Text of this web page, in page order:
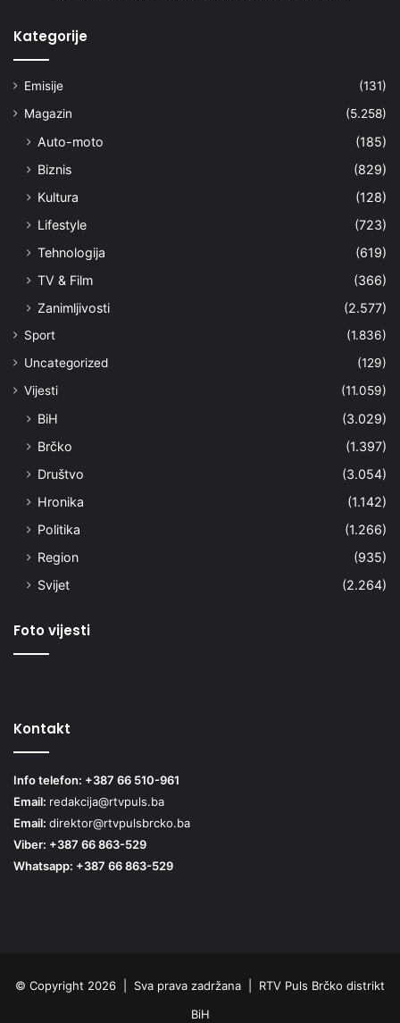
Kategorije
Emisije
(131)
Magazin
(5.258)
Auto-moto
(185)
Biznis
(829)
Kultura
(128)
Lifestyle
(723)
Tehnologija
(619)
TV & Film
(366)
Zanimljivosti
(2.577)
Sport
(1.836)
Uncategorized
(129)
Vijesti
(11.059)
BiH
(3.029)
Brčko
(1.397)
Društvo
(3.054)
Hronika
(1.142)
Politika
(1.266)
Region
(935)
Svijet
(2.264)
Foto vijesti
Kontakt
Info telefon: +387 66 510-961
Email: redakcija@rtvpuls.ba
Email: direktor@rtvpulsbrcko.ba
Viber: +387 66 863-529
Whatsapp: +387 66 863-529
© Copyright 2026 | Sva prava zadržana | RTV Puls Brčko distrikt
BiH